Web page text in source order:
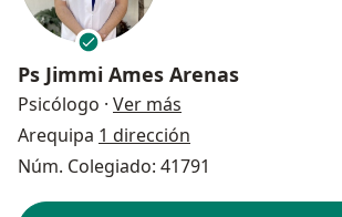
Ps Jimmi Ames Arenas
Psicólogo · Ver más
Arequipa 1 dirección
Núm. Colegiado: 41791